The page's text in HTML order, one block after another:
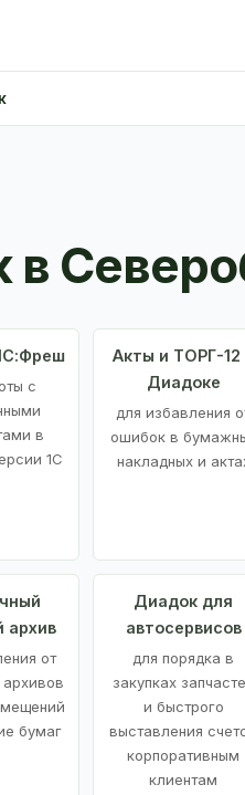
с
в
1С
Акты и ТОРГ-12
Диадоке
для избавления
ошибок в
накладных и
архив
от
бумаг
Диадок для
автосервисов
для порядка в
закупках
и быстрого
выставления
корпоративным
клиентам